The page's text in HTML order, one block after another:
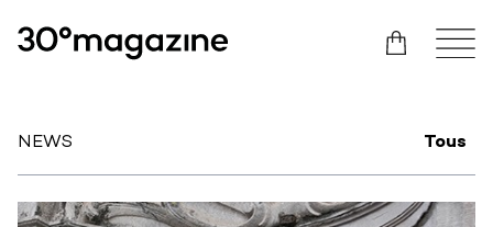
NEWS Tous